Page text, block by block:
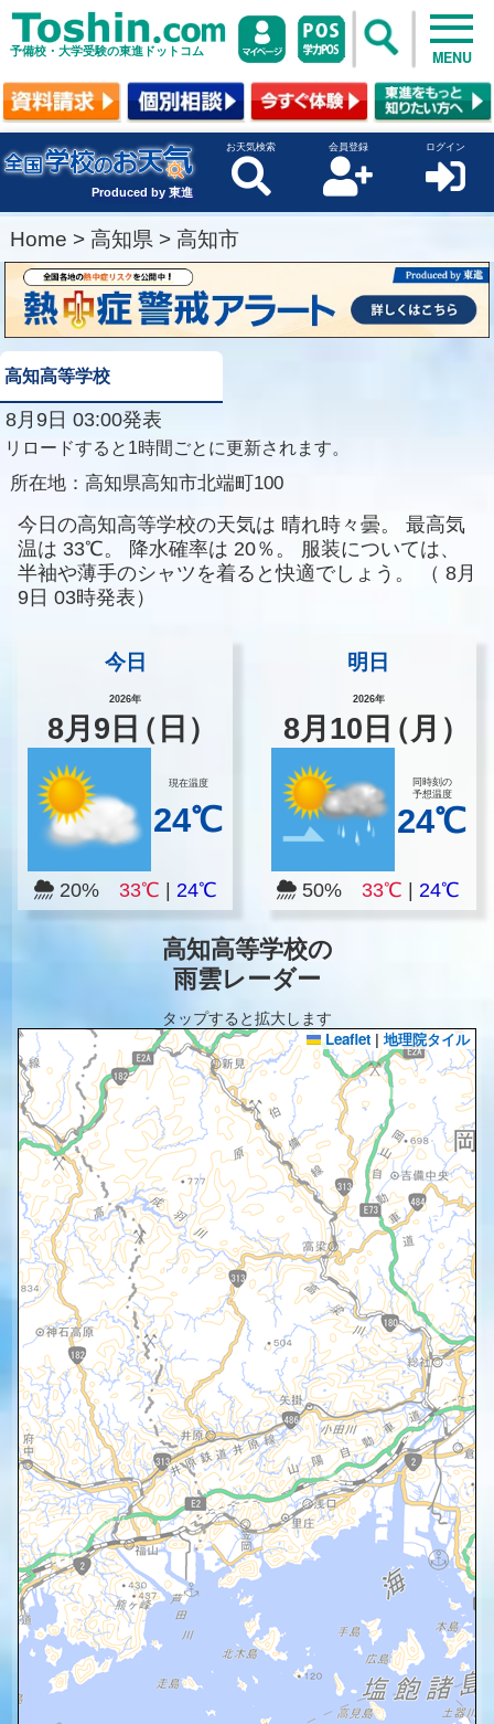
予備校・大学受験の東進ドットコム MENU
Produced by 東進
お天気検索 会員登録 ログイン
Home > 高知県 > 高知市
高知高等学校
8月9日 03:00発表
リロードすると1時間ごとに更新されます。
所在地： 高知県高知市北端町100
今日の高知高等学校の天気は 晴れ時々曇。
最高気
温は 33℃。 降水確率は 20％。
服装については、
半袖や薄手のシャツを着ると快適でしょう。
（ 8月
9日 03時発表）
今日
2026年
8月 9 日（日）
現在温度
24℃
20% 33℃ 24℃
明日
2026年
8月 10 日（月）
同時刻の
予想温度
24℃
50%33℃ |24℃
高知高等学校の
雨雲レーダー
タップすると拡大します
Leaflet | 地理院タイル